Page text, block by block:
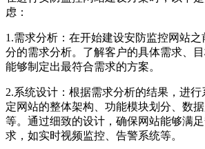
虑：
1.需求分析：在开始建设安防监控网站
分的需求分析。了解客户的具体需求、
能够制定出最符合需求的方案。
2.系统设计：根据需求分析的结果，进
定网站的整体架构、功能模块划分、数
等。通过细致的设计，确保网站能够满
求，如实时视频监控、告警系统等。